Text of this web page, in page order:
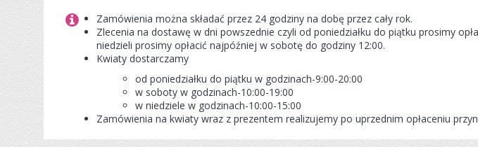
Zamówienia można składać przez 24 godziny na dobę przez cały rok.
Zlecenia na dostawę w dni powszednie czyli od poniedziałku do piątku prosimy
niedzieli prosimy opłacić najpóźniej w sobotę do godziny 12:00.
Kwiaty dostarczamy
od poniedziałku do piątku w godzinach-9:00-20:00
w soboty w godzinach-10:00-19:00
w niedziele w godzinach-10:00-15:00
Zamówienia na kwiaty wraz z prezentem realizujemy po uprzednim opłaceniu